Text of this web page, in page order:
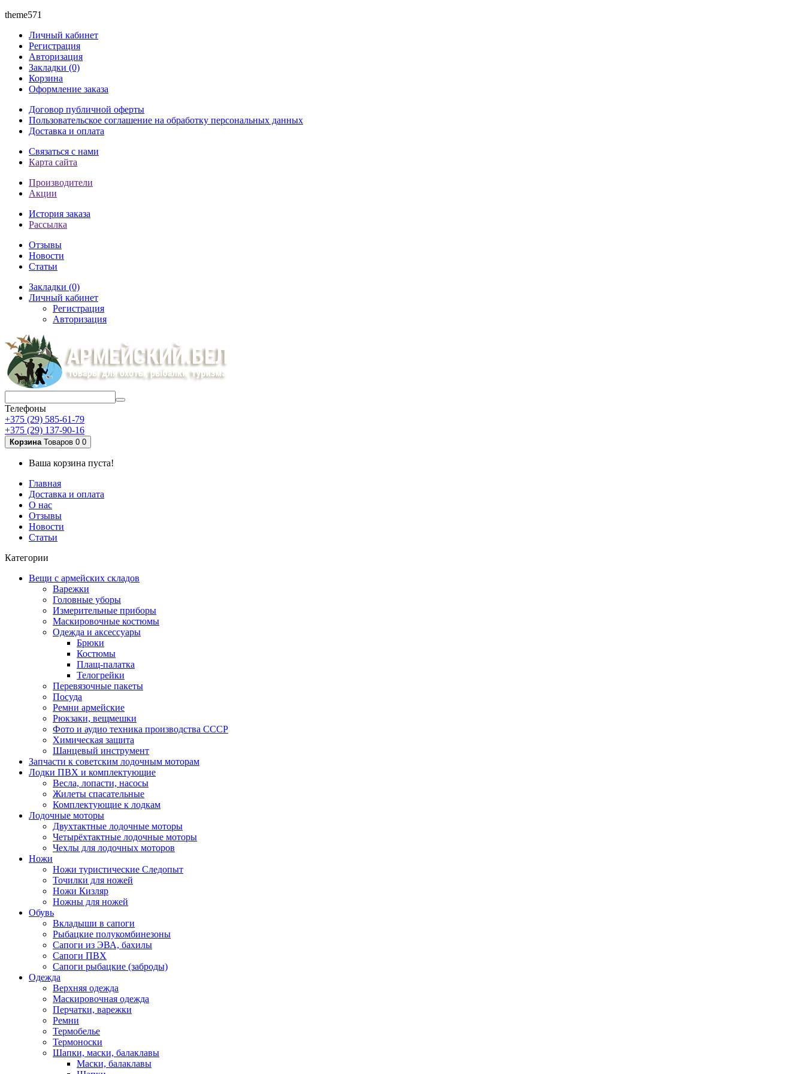
theme571
Личный кабинет
Регистрация
Авторизация
Закладки (0)
Корзина
Оформление заказа
Договор публичной оферты
Пользовательское соглашение на обработку персональных данных
Доставка и оплата
Связаться с нами
Карта сайта
Производители
Акции
История заказа
Рассылка
Отзывы
Новости
Статьи
Закладки (0)
Личный кабинет
Регистрация
Авторизация
Телефоны
+375 (29) 585-61-79
+375 (29) 137-90-16
Корзина Товаров 0 0
Ваша корзина пуста!
Главная
Доставка и оплата
О нас
Отзывы
Новости
Статьи
Категории
Вещи с армейских складов
Варежки
Головные уборы
Измерительные приборы
Маскировочные костюмы
Одежда и аксессуары
Брюки
Костюмы
Плащ-палатка
Телогрейки
Перевязочные пакеты
Посуда
Ремни армейские
Рюкзаки, вещмешки
Фото и аудио техника производства СССР
Химическая защита
Шанцевый инструмент
Запчасти к советским лодочным моторам
Лодки ПВХ и комплектующие
Весла, лопасти, насосы
Жилеты спасательные
Комплектующие к лодкам
Лодочные моторы
Двухтактные лодочные моторы
Четырёхтактные лодочные моторы
Чехлы для лодочных моторов
Ножи
Ножи туристические Следопыт
Точилки для ножей
Ножи Кизляр
Ножны для ножей
Обувь
Вкладыши в сапоги
Рыбацкие полукомбинезоны
Сапоги из ЭВА, бахилы
Сапоги ПВХ
Сапоги рыбацкие (заброды)
Одежда
Верхняя одежда
Маскировочная одежда
Перчатки, варежки
Ремни
Термобелье
Термоноски
Шапки, маски, балаклавы
Маски, балаклавы